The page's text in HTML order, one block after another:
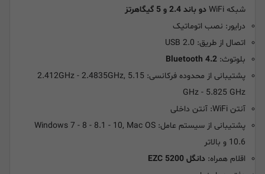
شبکه WiFi
دو باند 2.4 و 5 گیگاهرتز
درایور: نصب اتوماتیک
اتصال از طریق: USB 2.0
بلوتوث: Bluetooth 4.2
پشتیبانی از محدوده فرکانسی: 2.412GHz - 2.4835GHz, 5.15
GHz - 5.825 GHz
آنتن WiFi: آنتن داخلی
پشتیبانی از سیستم عامل: Windows 7 - 8 - 8.1 - 10, Mac OS
10.6 و بالاتر
اقلام همراه: دانگل EZC 5200